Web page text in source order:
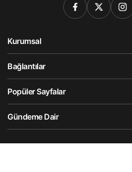
Kurumsal
Bağlantılar
Popüler Sayfalar
Gündeme Dair